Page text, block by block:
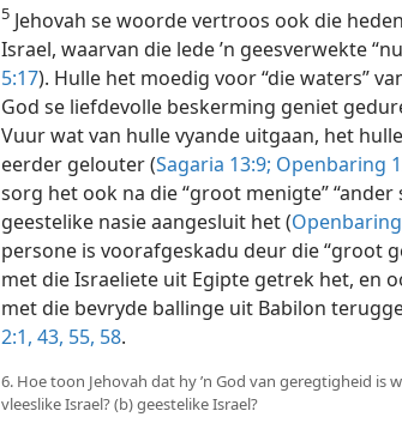
5 Jehovah se woorde vertroos ook die
Israel, waarvan die lede ’n geesverwekte
5:17). Hulle het moedig voor “die waters”
God se liefdevolle beskerming geniet
Vuur wat van hulle vyande uitgaan, het
eerder gelouter (Sagaria 13:9; Openbaring
sorg het ook na die “groot menigte”
geestelike nasie aangesluit het (
persone is voorafgeskadu deur die “groot
met die Israeliete uit Egipte getrek het, en
met die bevryde ballinge uit Babilon
2:1, 43, 55, 58.
6. Hoe toon Jehovah dat hy ’n God van geregtigheid is
vleeslike Israel? (b) geestelike Israel?